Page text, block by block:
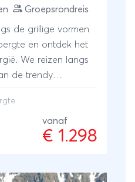
Groepsrondreis
de grillige vormen
en ontdek het
We reizen langs
de trendy
tot verborgen
wijnregio.
vanaf
€ 1.298